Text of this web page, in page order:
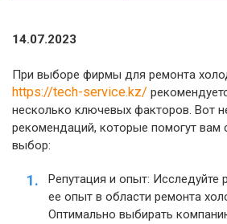
14.07.2023
При выборе фирмы для ремонта
https://tech-service.kz/
несколько ключевых факторов. Вот
рекомендаций, которые помогут вам
выбор:
Репутация и опыт:
ее опыт в области ремонта
Оптимально выбирать